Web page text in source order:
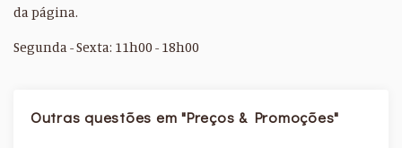
da página.
Segunda - Sexta: 11h00 - 18h00
Outras questões em "Preços & Promoções"